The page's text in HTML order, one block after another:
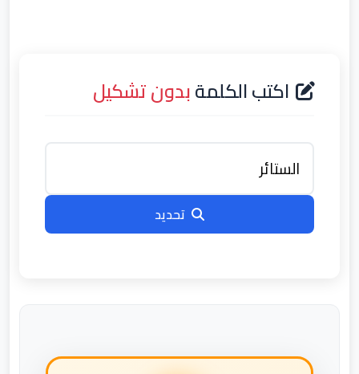
اكتب الكلمةبدون تشكيل
تحديد